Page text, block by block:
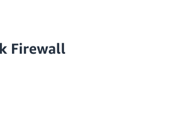
Firewall